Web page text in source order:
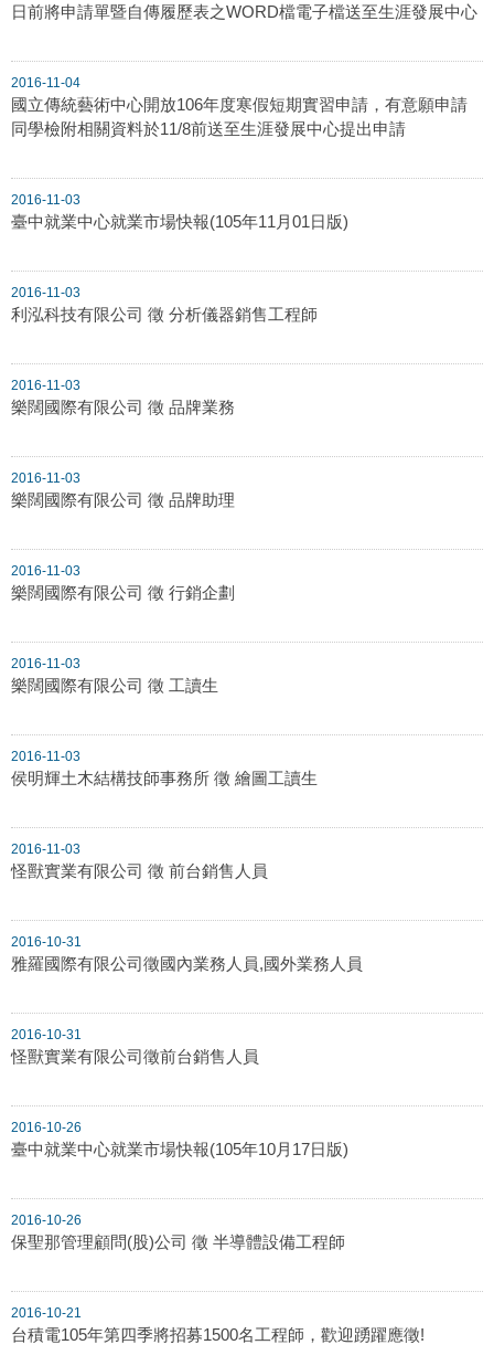
日前將申請單暨自傳履歷表之WORD檔電子檔送至生涯發展中心
2016-11-04
國立傳統藝術中心開放106年度寒假短期實習申請，有意願申請
同學檢附相關資料於11/8前送至生涯發展中心提出申請
2016-11-03
臺中就業中心就業市場快報(105年11月01日版)
2016-11-03
利泓科技有限公司 徵 分析儀器銷售工程師
2016-11-03
樂闊國際有限公司 徵 品牌業務
2016-11-03
樂闊國際有限公司 徵 品牌助理
2016-11-03
樂闊國際有限公司 徵 行銷企劃
2016-11-03
樂闊國際有限公司 徵 工讀生
2016-11-03
侯明輝土木結構技師事務所 徵 繪圖工讀生
2016-11-03
怪獸實業有限公司 徵 前台銷售人員
2016-10-31
雅羅國際有限公司徵國內業務人員,國外業務人員
2016-10-31
怪獸實業有限公司徵前台銷售人員
2016-10-26
臺中就業中心就業市場快報(105年10月17日版)
2016-10-26
保聖那管理顧問(股)公司 徵 半導體設備工程師
2016-10-21
台積電105年第四季將招募1500名工程師，歡迎踴躍應徵!